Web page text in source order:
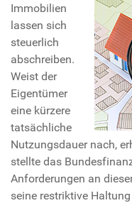
Immobilien
lassen sich
steuerlich
abschreiben.
Weist der
Eigentümer
eine kürzere
tatsächliche
Nutzungsdauer nach,
stellte das
Anforderungen an
seine restriktive